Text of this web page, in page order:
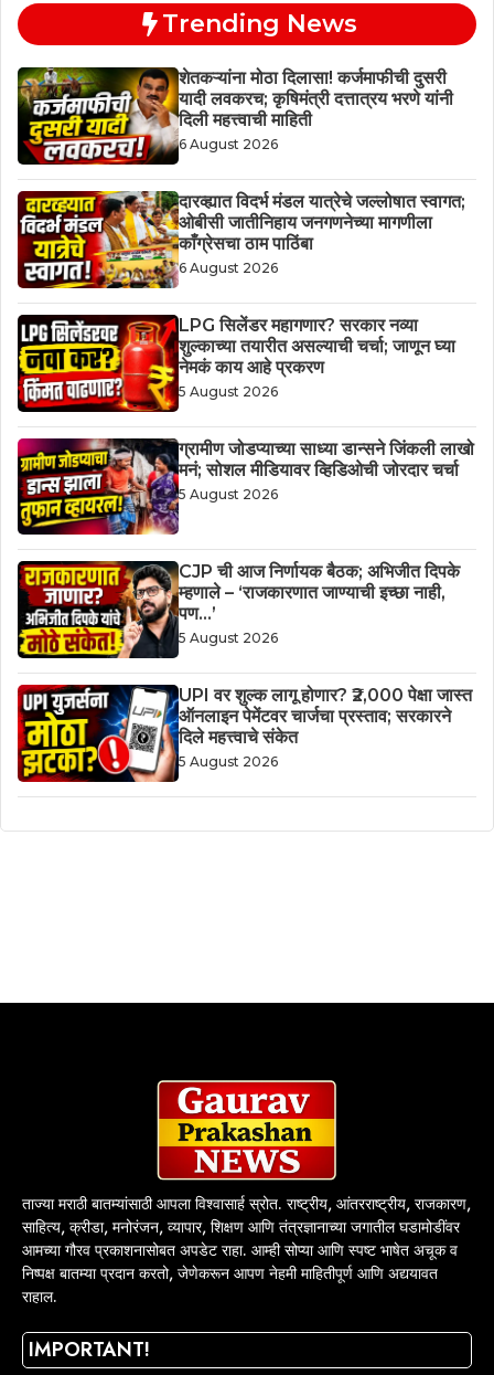
Trending News
शेतकऱ्यांना मोठा दिलासा! कर्जमाफीची दुसरी
यादी लवकरच; कृषिमंत्री दत्तात्रय भरणे यांनी
दिली महत्त्वाची माहिती
6 August 2026
दारव्ह्यात विदर्भ मंडल यात्रेचे जल्लोषात स्वागत;
ओबीसी जातीनिहाय जनगणनेच्या मागणीला
काँग्रेसचा ठाम पाठिंबा
6 August 2026
LPG सिलेंडर महागणार? सरकार नव्या
शुल्काच्या तयारीत असल्याची चर्चा; जाणून घ्या
नेमकं काय आहे प्रकरण
5 August 2026
ग्रामीण जोडप्याच्या साध्या डान्सने जिंकली लाखो
मनं; सोशल मीडियावर व्हिडिओची जोरदार चर्चा
5 August 2026
CJP ची आज निर्णायक बैठक; अभिजीत दिपके
म्हणाले – ‘राजकारणात जाण्याची इच्छा नाही,
पण…’
5 August 2026
UPI वर शुल्क लागू होणार? ₹2,000 पेक्षा जास्त
ऑनलाइन पेमेंटवर चार्जचा प्रस्ताव; सरकारने
दिले महत्त्वाचे संकेत
5 August 2026
ताज्या मराठी बातम्यांसाठी आपला विश्वासार्ह स्रोत. राष्ट्रीय, आंतरराष्ट्रीय, राजकारण,
साहित्य, क्रीडा, मनोरंजन, व्यापार, शिक्षण आणि तंत्रज्ञानाच्या जगातील घडामोडींवर
आमच्या गौरव प्रकाशनासोबत अपडेट राहा. आम्ही सोप्या आणि स्पष्ट भाषेत अचूक व
निष्पक्ष बातम्या प्रदान करतो, जेणेकरून आपण नेहमी माहितीपूर्ण आणि अद्ययावत
राहाल.
IMPORTANT!